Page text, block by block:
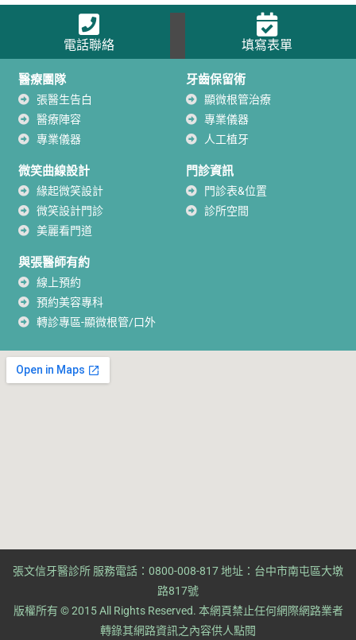
電話聯絡 填寫表單
醫療團隊
張醫生告白
醫療陣容
專業儀器
牙齒保留術
顯微根管治療
專業儀器
人工植牙
微笑曲線設計
緣起微笑設計
微笑設計門診
美麗看門道
門診資訊
門診表&位置
診所空間
與張醫師有約
線上預約
預約美容專科
轉診專區-顯微根管/口外
張文信牙醫診所 服務電話：0800-008-817 地址：台中市南屯區大墩
路817號
版權所有 © 2015 All Rights Reserved. ​本網頁禁止任何網際網路業者
轉錄其網路資訊之內容供人點閱